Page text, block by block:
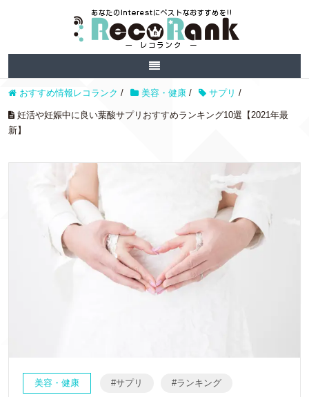
おすすめ情報レコランク / 美容・健康 / サプリ /
妊活や妊娠中に良い葉酸サプリおすすめランキング10選【2021年最
新】
美容・健康 サプリ ランキング